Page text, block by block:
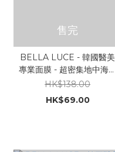
售完
BELLA LUCE - 韓國醫美
專業面膜 - 超密集地中海膠
原天然氨基酸彈性細胞面膜
30g x 10片
HK$138.00
HK$69.00